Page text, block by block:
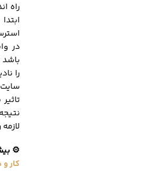
راه
در
را
⚙
کار